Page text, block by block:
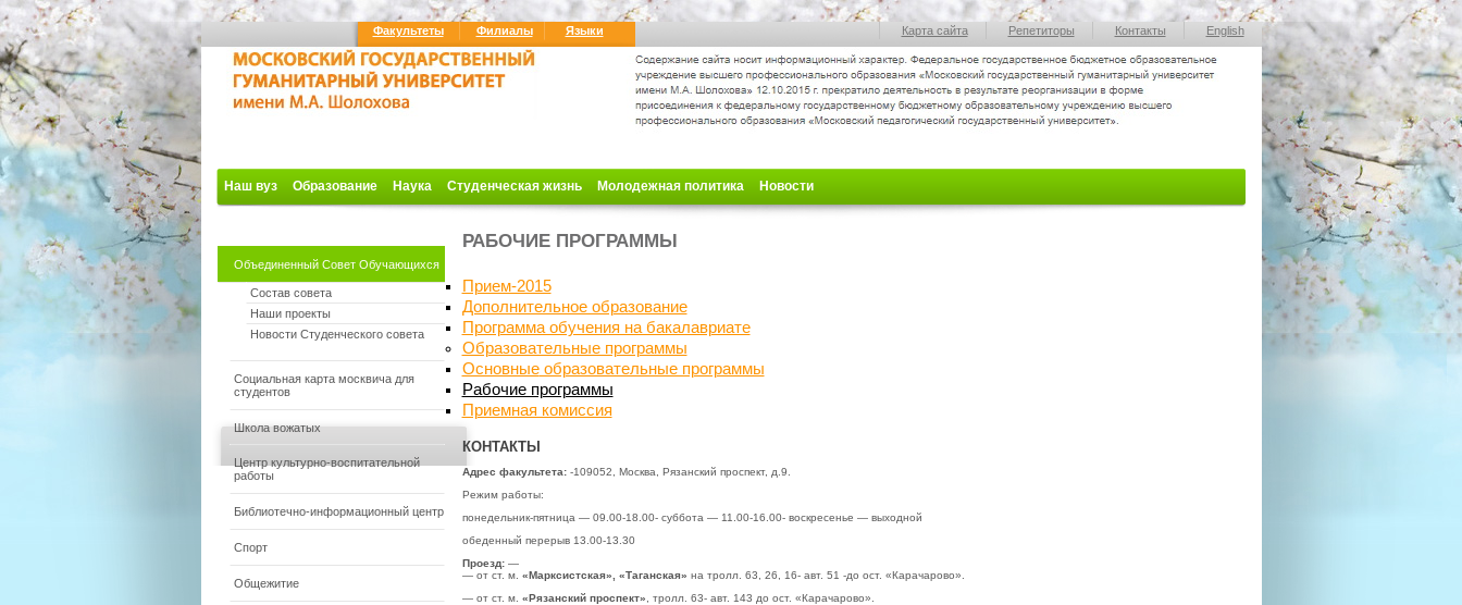
Факультеты Филиалы Языки Карта сайта Репетиторы Контакты English
Наш вуз Образование Наука Студенческая жизнь Молодежная политика Новости
Объединенный Совет Обучающихся
Состав совета
Наши проекты
Новости Студенческого совета
Социальная карта москвича для
студентов
Школа вожатых
Центр культурно-воспитательной
работы
Библиотечно-информационный центр
Спорт
Общежитие
РАБОЧИЕ ПРОГРАММЫ
Прием-2015
Дополнительное образование
Программа обучения на бакалавриате
Образовательные программы
Основныеобразовательные программы
Рабочие программы
Приемная комиссия
КОНТАКТЫ
Адрес факультета:-109052, Москва, Рязанский проспект, д.9.
Режим работы:
понедельник-пятница — 09.00-18.00- суббота — 11.00-16.00- воскресенье — выходной
обеденный перерыв 13.00-13.30
Проезд:—
— от ст. м. «Марксистская», «Таганская» на тролл. 63, 26, 16- авт. 51 -до ост. «Карачарово».
— от ст. м. «Рязанский проспект» , тролл. 63- авт. 143 до ост. «Карачарово».